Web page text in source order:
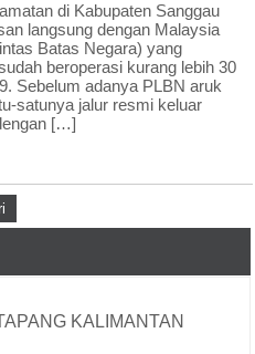
di Kabupaten Sanggau
langsung dengan Malaysia
Batas Negara) yang
beroperasi kurang lebih 30
Sebelum adanya PLBN aruk
satunya jalur resmi keluar
[…]
KALIMANTAN